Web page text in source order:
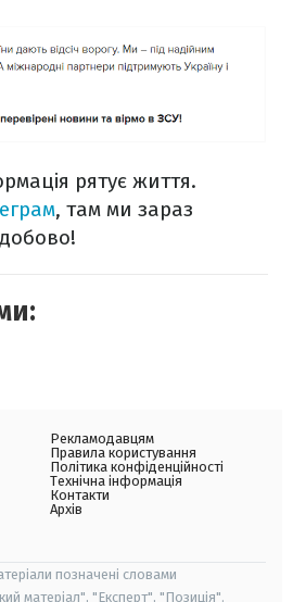
рятує життя.
, там ми зараз
Рекламодавцям
Правила користування
Політика конфіденційності
Технічна інформація
Контакти
Архів
позначені словами
матеріал", "Експерт", "Позиція".